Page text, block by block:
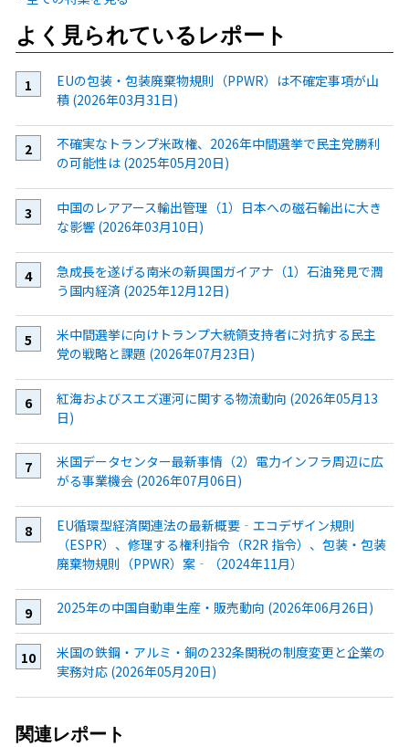
よく見られているレポート
EUの包装・包装廃棄物規則（PPWR）は不確定事項が山
積 (2026年03月31日)
不確実なトランプ米政権、2026年中間選挙で民主党勝利
の可能性は (2025年05月20日)
中国のレアアース輸出管理（1）日本への磁石輸出に大き
な影響 (2026年03月10日)
急成長を遂げる南米の新興国ガイアナ（1）石油発見で潤
う国内経済 (2025年12月12日)
米中間選挙に向けトランプ大統領支持者に対抗する民主
党の戦略と課題 (2026年07月23日)
紅海およびスエズ運河に関する物流動向 (2026年05月13
日)
米国データセンター最新事情（2）電力インフラ周辺に広
がる事業機会 (2026年07月06日)
EU循環型経済関連法の最新概要‐エコデザイン規則
（ESPR）、修理する権利指令（R2R 指令）、包装・包装
廃棄物規則（PPWR）案‐（2024年11月）
2025年の中国自動車生産・販売動向 (2026年06月26日)
米国の鉄鋼・アルミ・銅の232条関税の制度変更と企業の
実務対応 (2026年05月20日)
関連レポート